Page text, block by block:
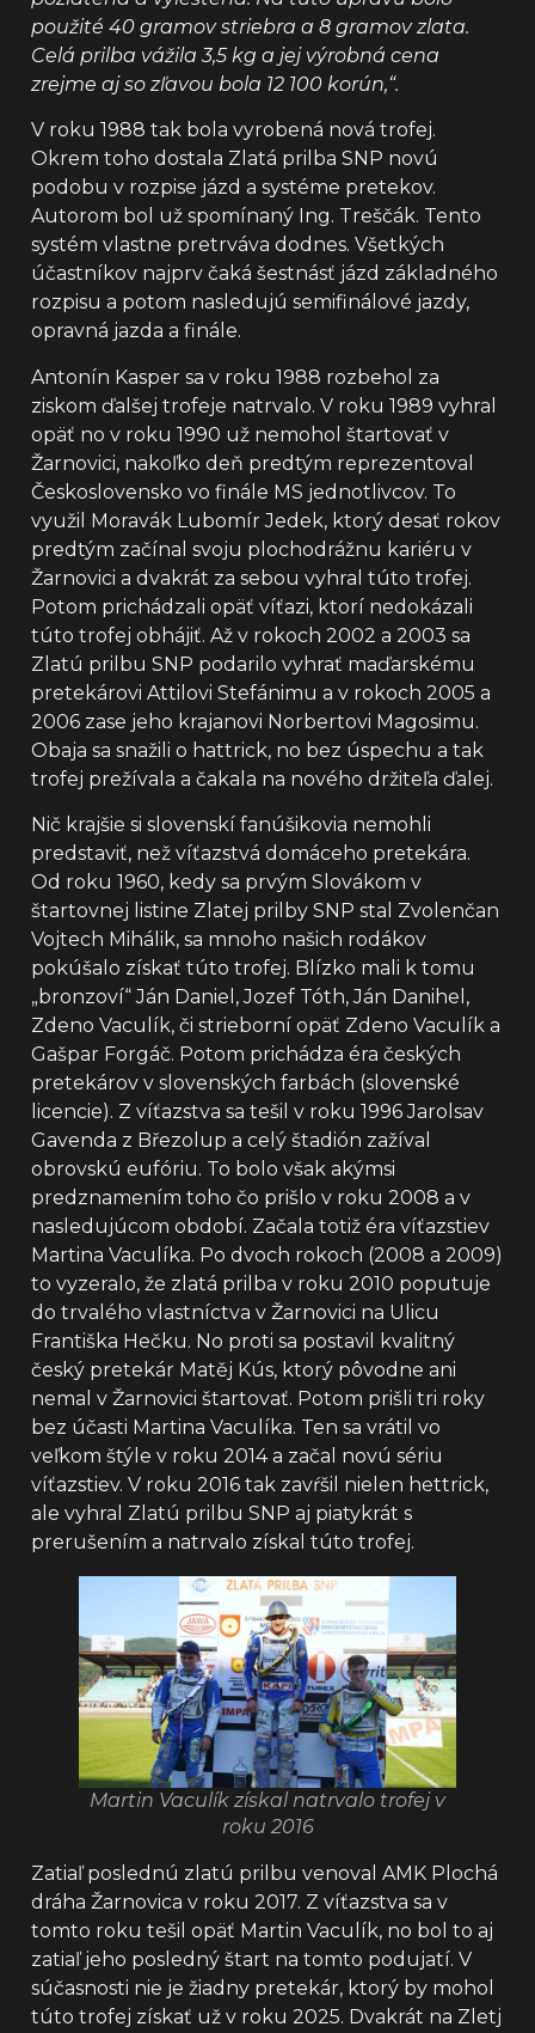
použité 40 gramov striebra a 8 gramov zlata.
Celá prilba vážila 3,5 kg a jej výrobná cena
zrejme aj so zľavou bola 12 100 korún,“.
V roku 1988 tak bola vyrobená nová trofej.
Okrem toho dostala Zlatá prilba SNP novú
podobu v rozpise jázd a systéme pretekov.
Autorom bol už spomínaný Ing. Treščák. Tento
systém vlastne pretrváva dodnes. Všetkých
účastníkov najprv čaká šestnásť jázd základného
rozpisu a potom nasledujú semifinálové jazdy,
opravná jazda a finále.
Antonín Kasper sa v roku 1988 rozbehol za
ziskom ďalšej trofeje natrvalo. V roku 1989 vyhral
opäť no v roku 1990 už nemohol štartovať v
Žarnovici, nakoľko deň predtým reprezentoval
Československo vo finále MS jednotlivcov. To
využil Moravák Lubomír Jedek, ktorý desať rokov
predtým začínal svoju plochodrážnu kariéru v
Žarnovici a dvakrát za sebou vyhral túto trofej.
Potom prichádzali opäť víťazi, ktorí nedokázali
túto trofej obhájiť. Až v rokoch 2002 a 2003 sa
Zlatú prilbu SNP podarilo vyhrať maďarskému
pretekárovi Attilovi Stefánimu a v rokoch 2005 a
2006 zase jeho krajanovi Norbertovi Magosimu.
Obaja sa snažili o hattrick, no bez úspechu a tak
trofej prežívala a čakala na nového držiteľa ďalej.
Nič krajšie si slovenskí fanúšikovia nemohli
predstaviť, než víťazstvá domáceho pretekára.
Od roku 1960, kedy sa prvým Slovákom v
štartovnej listine Zlatej prilby SNP stal Zvolenčan
Vojtech Mihálik, sa mnoho našich rodákov
pokúšalo získať túto trofej. Blízko mali k tomu
„bronzoví“ Ján Daniel, Jozef Tóth, Ján Danihel,
Zdeno Vaculík, či strieborní opäť Zdeno Vaculík a
Gašpar Forgáč. Potom prichádza éra českých
pretekárov v slovenských farbách (slovenské
licencie). Z víťazstva sa tešil v roku 1996 Jarolsav
Gavenda z Březolup a celý štadión zažíval
obrovskú eufóriu. To bolo však akýmsi
predznamením toho čo prišlo v roku 2008 a v
nasledujúcom období. Začala totiž éra víťazstiev
Martina Vaculíka. Po dvoch rokoch (2008 a 2009)
to vyzeralo, že zlatá prilba v roku 2010 poputuje
do trvalého vlastníctva v Žarnovici na Ulicu
Františka Hečku. No proti sa postavil kvalitný
český pretekár Matěj Kús, ktorý pôvodne ani
nemal v Žarnovici štartovať. Potom prišli tri roky
bez účasti Martina Vaculíka. Ten sa vrátil vo
veľkom štýle v roku 2014 a začal novú sériu
víťazstiev. V roku 2016 tak zavŕšil nielen hettrick,
ale vyhral Zlatú prilbu SNP aj piatykrát s
prerušením a natrvalo získal túto trofej.
Martin Vaculík získal natrvalo trofej v
roku 2016
Zatiaľ poslednú zlatú prilbu venoval AMK Plochá
dráha Žarnovica v roku 2017. Z víťazstva sa v
tomto roku tešil opäť Martin Vaculík, no bol to aj
zatiaľ jeho posledný štart na tomto podujatí. V
súčasnosti nie je žiadny pretekár, ktorý by mohol
túto trofej získať už v roku 2025. Dvakrát na Zletj